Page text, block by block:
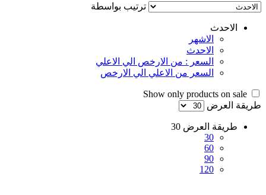
ترتيب بواسطة
الاحدث
الاشهر
الاحدث
السعر : من الارخص الي الاعلي
السعر من الاعلي الي الارخص
طريقة العرض
طريقة العرض 30
30
60
90
120